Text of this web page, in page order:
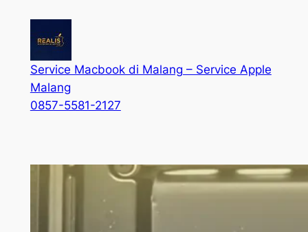
Service Macbook di Malang – Service Apple
Malang
0857-5581-2127